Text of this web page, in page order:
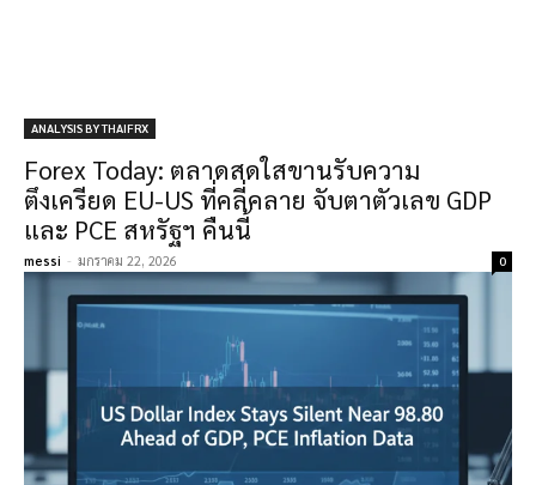
ANALYSIS BY THAIFRX
Forex Today: ตลาดสดใสขานรับความ
ตึงเครียด EU-US ที่คลี่คลาย จับตาตัวเลข GDP
และ PCE สหรัฐฯ คืนนี้
messi - มกราคม 22, 2026 0